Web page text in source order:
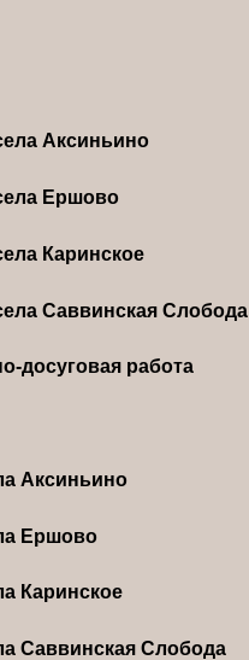
Аксиньино
Ершово
Каринское
Саввинская Слобода
досуговая работа
Аксиньино
Ершово
Каринское
Саввинская Слобода